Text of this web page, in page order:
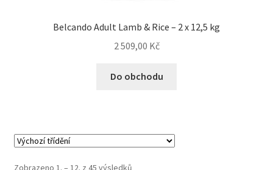
Belcando Adult Lamb & Rice – 2 x 12,5 kg
2 509,00 Kč
Do obchodu